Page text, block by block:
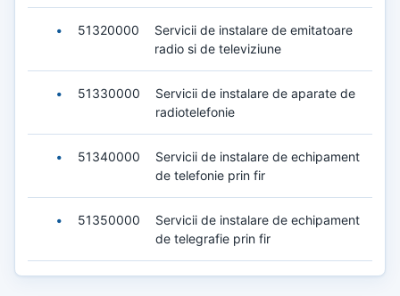
• 51320000
Servicii de instalare de emitatoare
radio si de televiziune
• 51330000
Servicii de instalare de aparate de
radiotelefonie
• 51340000
Servicii de instalare de echipament
de telefonie prin fir
• 51350000
Servicii de instalare de echipament
de telegrafie prin fir